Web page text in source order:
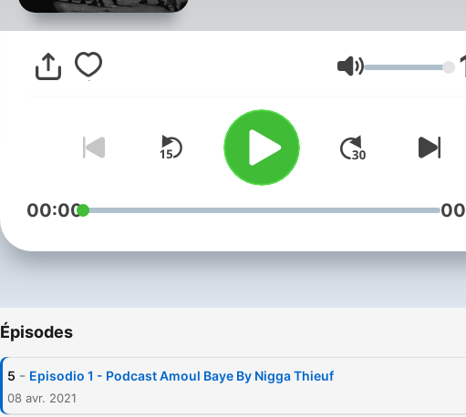
Volume
00:00
Épisodes
5 - Episodio 1 - Podcast Amoul Baye By Nigga Thieuf
08 avr. 2021